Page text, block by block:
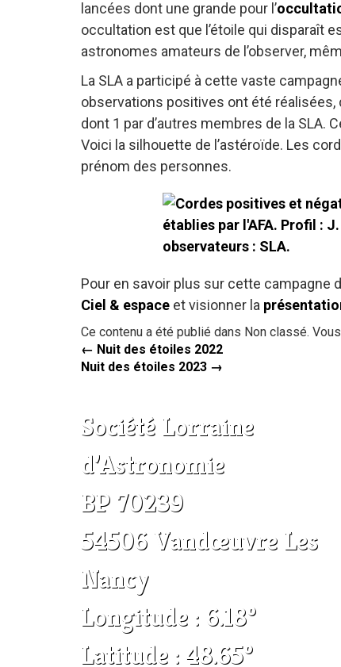
lancées dont une grande pour l’
occultation est que l’étoile qui disparaît
astronomes amateurs de l’observer,
La SLA a participé à cette vaste
observations positives ont été réalisées,
dont 1 par d’autres membres de la SLA.
Voici la silhouette de l’astéroïde. Les
prénom des personnes.
Pour en savoir plus sur cette campagne
Ciel & espace et visionner la
Ce contenu a été publié dans Non classé.
← Nuit des étoiles 2022
Nuit des étoiles 2023 →
Société Lorraine
d’Astronomie
BP 70239
54506 Vandœuvre Les
Nancy
Longitude : 6.18°
Latitude : 48.65°